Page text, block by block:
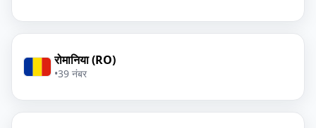
रोमानिया (RO)
•39 नंबर